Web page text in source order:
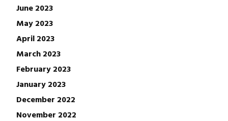
June 2023
May 2023
April 2023
March 2023
February 2023
January 2023
December 2022
November 2022